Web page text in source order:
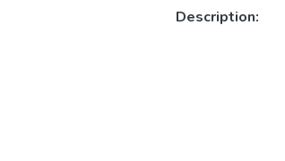
Description: